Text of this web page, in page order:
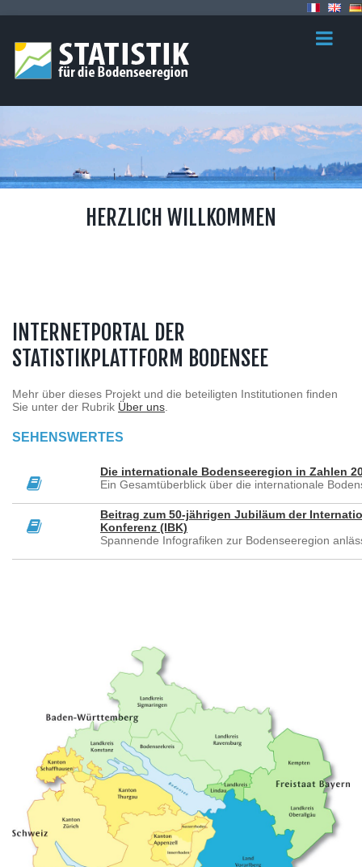
HERZLICH WILLKOMMEN
INTERNETPORTAL DER
STATISTIKPLATTFORM BODENSEE
Mehr über dieses Projekt und die beteiligten Institutionen finden
Sie unter der Rubrik Über uns
SEHENSWERTES
Die internationale Bodenseeregion in Zahlen
Ein Gesamtüberblick über die internationale
Beitrag zum 50-jährigen Jubiläum der
Konferenz (IBK)
Spannende Infografiken zur Bodenseeregion